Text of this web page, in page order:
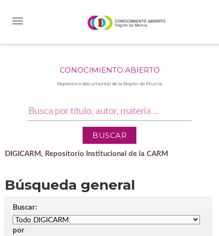
CONOCIMIENTO ABIERTO
Repositorio documental de la Región de Murcia
DIGICARM, Repositorio Institucional de la CARM
Búsqueda general
Buscar:
por